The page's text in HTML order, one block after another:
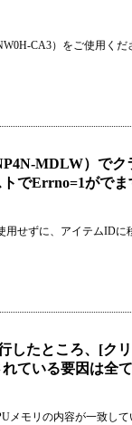
CA3）をご使用くだ
MDLW）で
でErrno=1がで
せずに、アイテムIDに
したところ、[ク
ている要因は全
メモリの内容が一致し